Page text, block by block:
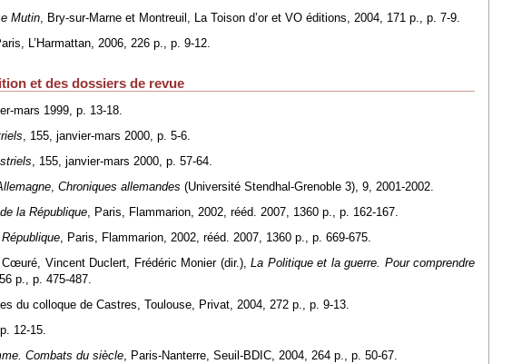
Mutin , Bry-sur-Marne et Montreuil, La Toison d’or et VO éditions, 2004, 171 p., p. 7-9.
L’Harmattan, 2006, 226 p., p. 9-12.
et des dossiers de revue
mars 1999, p. 13-18.
, 155, janvier-mars 2000, p. 5-6.
, 155, janvier-mars 2000, p. 57-64.
Chroniques allemandes (Université Stendhal-Grenoble 3), 9, 2001-2002.
la République , Paris, Flammarion, 2002, rééd. 2007, 1360 p., p. 162-167.
, Paris, Flammarion, 2002, rééd. 2007, 1360 p., p. 669-675.
Vincent Duclert, Frédéric Monier (dir.),La Politique et la guerre. Pour comprendre
p., p. 475-487.
du colloque de Castres, Toulouse, Privat, 2004, 272 p., p. 9-13.
12-15.
Combats du siècle, Paris-Nanterre, Seuil-BDIC, 2004, 264 p., p. 50-67.